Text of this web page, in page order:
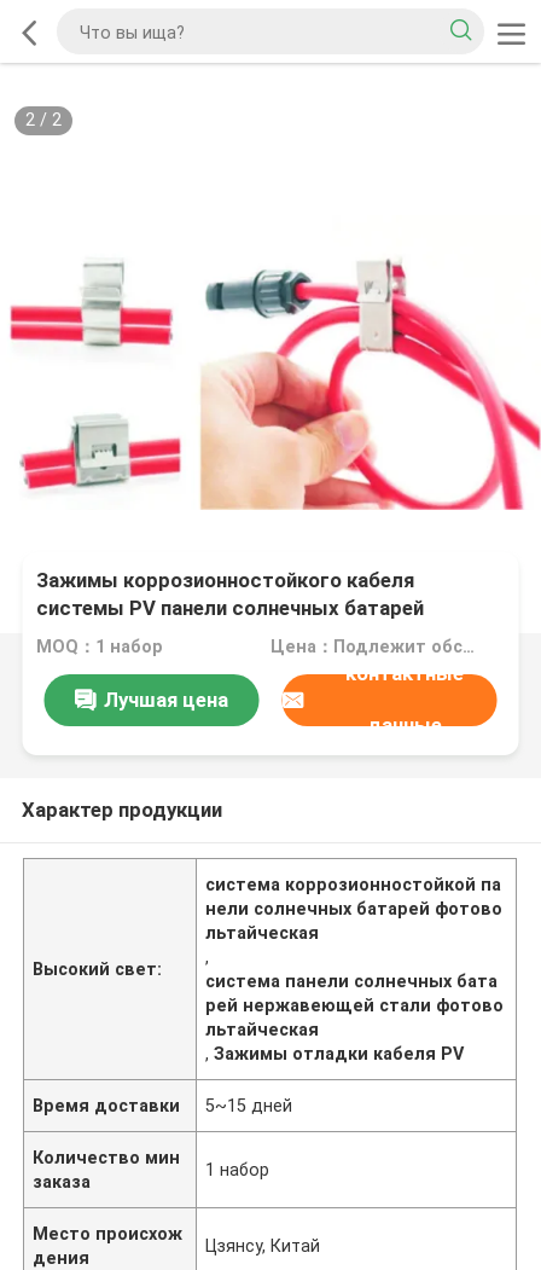
2/ 2
Зажимы коррозионностойкого кабеля
системы PV панели солнечных батарей
нержавеющей стали фотовольтайческого
MOQ：1 набор Цена：Подлежит обсуждению
Лучшая цена
контактные
данные
Характер продукции
Высокий свет:
система коррозионностойкой па
нели солнечных батарей фотово
льтайческая
,
система панели солнечных бата
рей нержавеющей стали фотово
льтайческая
,Зажимы отладки кабеля PV
Время доставки 5~15 дней
Количество мин
заказа
1 набор
Место происхож
дения
Цзянсу, Китай